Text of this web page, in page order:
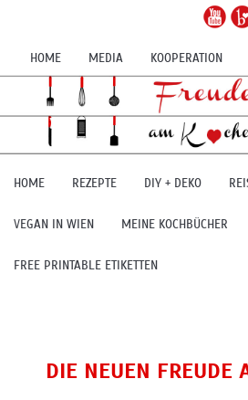
HOME MEDIA KOOPERATION
HOME REZEPTE DIY + DEKO
VEGAN IN WIEN MEINE KOCHBÜCHER
FREE PRINTABLE ETIKETTEN
DIE NEUEN FREUDE